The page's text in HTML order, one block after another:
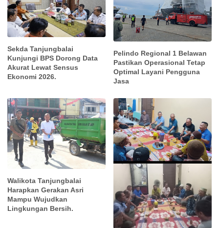
Sekda Tanjungbalai
Kunjungi BPS Dorong Data
Akurat Lewat Sensus
Ekonomi 2026.
Pelindo Regional 1 Belawan
Pastikan Operasional Tetap
Optimal Layani Pengguna
Jasa
Walikota Tanjungbalai
Harapkan Gerakan Asri
Mampu Wujudkan
Lingkungan Bersih.